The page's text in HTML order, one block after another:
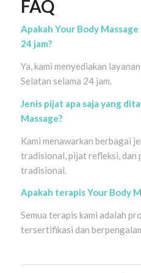
FAQ
Apakah Your Body
24 jam?
Ya, kami menyediakan
Selatan selama 24 jam.
Jenis pijat apa saja yang
Massage?
Kami menawarkan berbagai
tradisional, pijat refleksi, dan
tradisional.
Apakah terapis Your Body
Semua terapis kami adalah
tersertifikasi dan